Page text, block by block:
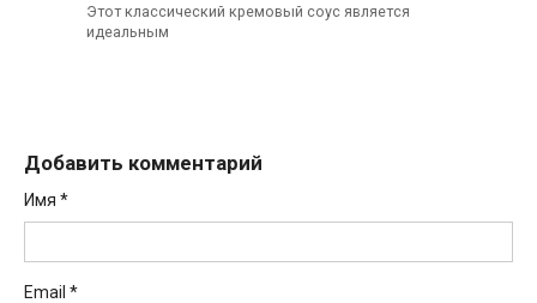
Этот классический кремовый соус является
идеальным
Добавить комментарий
Имя *
Email *